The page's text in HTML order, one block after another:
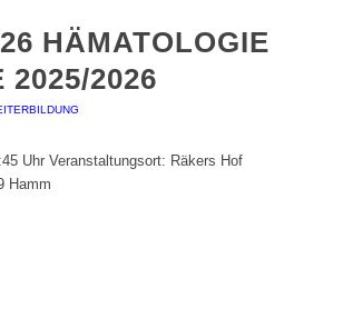
HÄMATOLOGIE
2025/2026
Uhr Veranstaltungsort: Räkers Hof
Hamm